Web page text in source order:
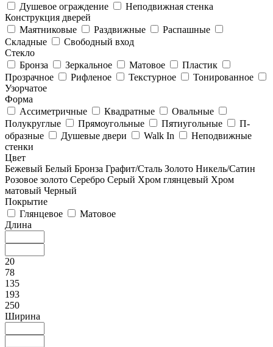
Душевое ограждение
Неподвижная стенка
Конструкция дверей
Маятниковые
Раздвижные
Распашные
Складные
Свободный вход
Стекло
Бронза
Зеркальное Матовое
Пластик
Прозрачное
Рифленое Текстурное
Тонированное
Узорчатое
Форма
Ассиметричные
Квадратные
Овальные
Полукруглые
Прямоугольные Пятиугольные
П-
образные
Душевые двери Walk In
Неподвижные
стенки
Цвет
Бежевый Белый Бронза Графит/Сталь Золото Никель/Сатин
Розовое золото Серебро Серый Хром глянцевый Хром
матовый Черный
Покрытие
Глянцевое
Матовое
Длина
20
78
135
193
250
Ширина